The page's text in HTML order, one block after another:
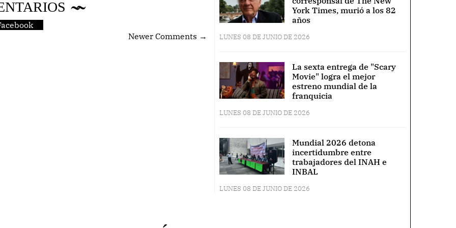
Newer Comments →
York Times, murió a los 82
años
LUNES 08 DE JUNIO DE 2026
La sexta entrega de "Scary
Movie" logra el mejor
estreno mundial de la
franquicia
LUNES 08 DE JUNIO DE 2026
Mundial 2026 detona
incertidumbre entre
trabajadores del INAH e
INBAL
LUNES 08 DE JUNIO DE 2026